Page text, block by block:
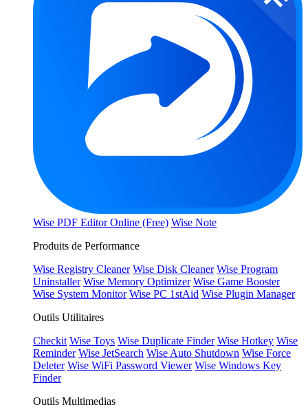
Wise PDF Editor Online (Free) Wise Note
Produits de Performance
Wise Registry Cleaner Wise Disk Cleaner Wise Program
Uninstaller Wise Memory Optimizer Wise Game Booster
Wise System Monitor Wise PC 1stAid Wise Plugin Manager
Outils Utilitaires
Checkit Wise Toys Wise Duplicate Finder Wise Hotkey Wise
Reminder Wise JetSearch Wise Auto Shutdown Wise Force
Deleter Wise WiFi Password Viewer Wise Windows Key
Finder
Outils Multimedias